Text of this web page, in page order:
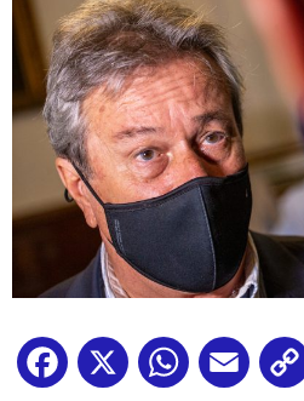
Facebook
X WhatsApp
Email